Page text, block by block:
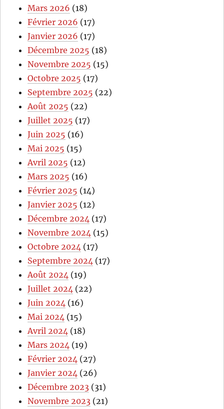
Mars 2026 (18)
Février 2026 (17)
Janvier 2026 (17)
Décembre 2025 (18)
Novembre 2025 (15)
Octobre 2025 (17)
Septembre 2025 (22)
Août 2025 (22)
Juillet 2025 (17)
Juin 2025 (16)
Mai 2025 (15)
Avril 2025 (12)
Mars 2025 (16)
Février 2025 (14)
Janvier 2025 (12)
Décembre 2024 (17)
Novembre 2024 (15)
Octobre 2024 (17)
Septembre 2024 (17)
Août 2024 (19)
Juillet 2024 (22)
Juin 2024 (16)
Mai 2024 (15)
Avril 2024 (18)
Mars 2024 (19)
Février 2024 (27)
Janvier 2024 (26)
Décembre 2023 (31)
Novembre 2023 (21)